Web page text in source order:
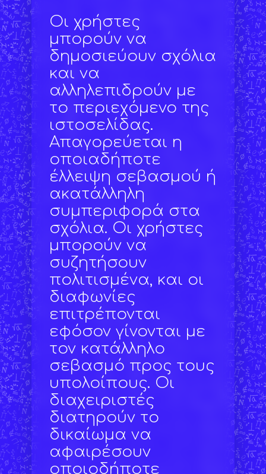
Οι χρήστες
μπορούν να
δημοσιεύουν σχόλια
και να
αλληλεπιδρούν με
το περιεχόμενο της
ιστοσελίδας.
Απαγορεύεται η
οποιαδήποτε
έλλειψη σεβασμού ή
ακατάλληλη
συμπεριφορά στα
σχόλια. Οι χρήστες
μπορούν να
συζητήσουν
πολιτισμένα, και οι
διαφωνίες
επιτρέπονται
εφόσον γίνονται με
τον κατάλληλο
σεβασμό προς τους
υπολοίπους. Οι
διαχειριστές
διατηρούν το
δικαίωμα να
αφαιρέσουν
οποιοδήποτε